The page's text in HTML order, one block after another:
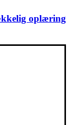
oplæring